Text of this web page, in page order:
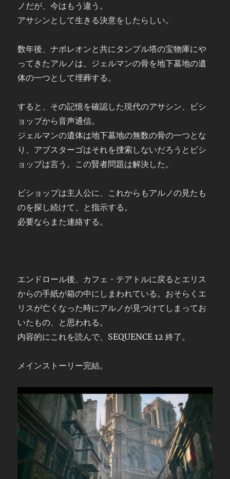
ノだが、今はもう違う。
アサシンとして生きる決意をしたらしい。
数年後、ナポレオンと共にタンプル塔の宝物庫にや
ってきたアルノは、ジェルマンの骨を地下墓地の遺
体の一つとして埋葬する。
すると、その記憶を確認した現代のアサシン、ビシ
ョップから音声通信。
ジェルマンの遺体は地下墓地の無数の骨の一つとな
り、アブスターゴはそれを捜索しないだろうとビシ
ョップは言う。この賢者問題は解決した。
ビショップは主人公に、これからもアルノの見たも
のを探し続けて、と指示する。
必要ならまた連絡する。
エンドロール後、カフェ・テアトルに戻るとエリス
からの手紙が箱の中にしまわれている。おそらくエ
リスが亡くなった時にアルノが見つけてしまってお
いたもの、と思われる。
内容的にこれを読んで、SEQUENCE 12 終了。
メインストーリー完結。